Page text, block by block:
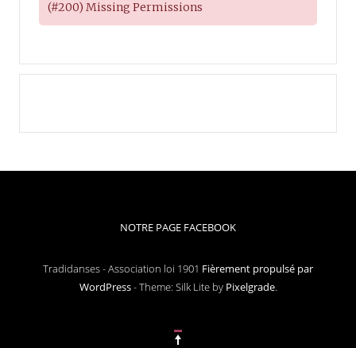
(#200) Missing Permissions
NOTRE PAGE FACEBOOK
Tradidanses - Association loi 1901 Fièrement propulsé par
WordPress-Theme: Silk Lite by Pixelgrade.